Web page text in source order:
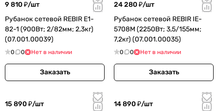
9 810 ₽/шт
Рубанок сетевой REBIR E1-
82-1 (900Вт; 2/82мм; 2,3кг)
(07.001.00039)
0 0 Нет в наличии
Заказать
24 280 ₽/шт
Рубанок сетевой REBIR IE-
5708М (2250Вт; 3,5/155мм;
7,2кг) (07.001.00035)
0 0 Нет в наличии
Заказать
15 890 ₽/шт
14 890 ₽/шт